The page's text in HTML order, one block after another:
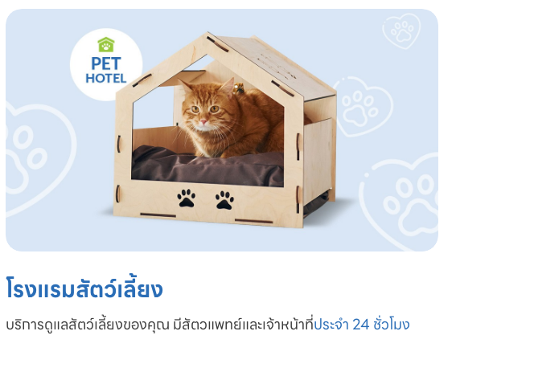
โรงแรมสัตว์เลี้ยง
บริการดูแลสัตว์เลี้ยงของคุณ มีสัตวแพทย์และเจ้าหน้าที่ประจำ 24 ชั่วโมง